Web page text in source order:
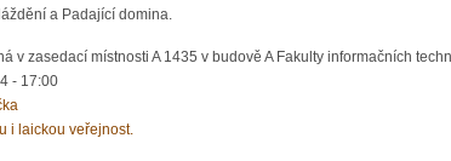
a Padající domina.
v zasedací místnosti A 1435 v budově A Fakulty informačních
- 17:00
i laickou veřejnost.